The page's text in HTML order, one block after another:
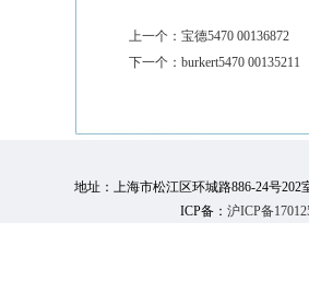
上一个： 宝德5470 00136872
下一个： burkert5470 00135211
地址：上海市松江区环城路886-24号202
ICP备： 沪ICP备